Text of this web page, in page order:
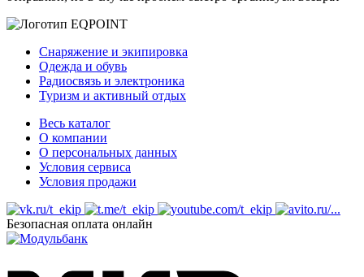
Снаряжение и экипировка
Одежда и обувь
Радиосвязь и электроника
Туризм и активный отдых
Весь каталог
О компании
О персональных данных
Условия сервиса
Условия продажи
Безопасная оплата онлайн